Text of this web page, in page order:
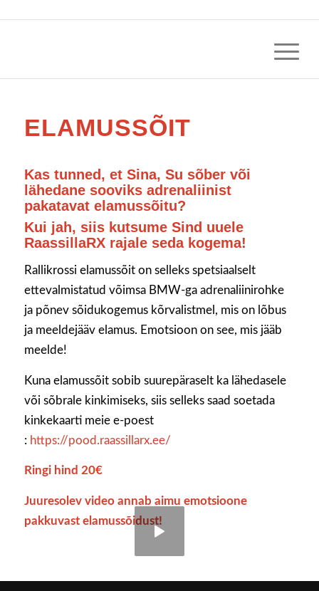
ELAMUSSÕIT
Kas tunned, et Sina, Su sõber või
lähedane sooviks adrenaliinist
pakatavat elamussõitu?
Kui jah, siis kutsume Sind uuele
RaassillaRX rajale seda kogema!
Rallikrossi elamussõit on selleks spetsiaalselt
ettevalmistatud võimsa BMW-ga adrenaliinirohke
ja põnev sõidukogemus kõrvalistmel, mis on lõbus
ja meeldejääv elamus. Emotsioon on see, mis jääb
meelde!
Kuna elamussõit sobib suurepäraselt ka lähedasele
või sõbrale kinkimiseks, siis selleks saad soetada
kinkekaarti meie e-poest
: https://pood.raassillarx.ee/
Ringi hind 20€
Juuresolev video annab aimu emotsioone
pakkuvast elamussõidust!